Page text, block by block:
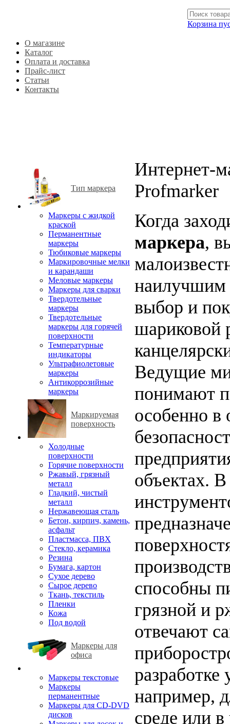
Корзина
О магазине
Каталог
Оплата и доставка
Прайс-лист
Статьи
Контакты
Тип маркера
Маркеры с жидкой
краской
Перманентные
маркеры
Тюбиковые маркеры
Маркировочные мелки
и карандаши
Меловые маркеры
Маркеры для сварки
Твердотельные
маркеры
Твердотельные
маркеры для горячей
поверхности
Температурные
индикаторы
Ультрафиолетовые
маркеры
Антикоррозийные
маркеры
Маркируемая
поверхность
Холодные
поверхности
Горячие поверхности
Ржавый, грязный
металл
Гладкий, чистый
металл
Нержавеющая сталь
Бетон, кирпич, камень,
асфальт
Пластмасса, ПВХ
Стекло, керамика
Резина
Бумага, картон
Сухое дерево
Сырое дерево
Ткань, текстиль
Пленки
Кожа
Под водой
Маркеры для
офиса
Маркеры текстовые
Маркеры
перманентные
Маркеры для CD-DVD
дисков
Интернет-
Profmarker
Когда
маркера,
наилучшим
выбор и
шариковой
Ведущие
понимают
особенно в
объектах.
способны
грязной и
отвечают
например,
среде или